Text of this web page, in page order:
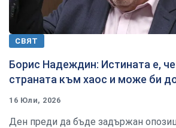
СВЯТ
Борис Надеждин: Истината е,
страната към хаос и може би
16 Юли, 2026
Ден преди да бъде задържан